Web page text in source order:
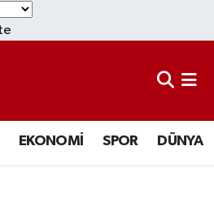
EKONOMİ SPOR DÜNYA
Haritası
ve Fikstür